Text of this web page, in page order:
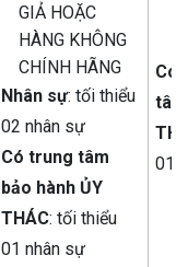
GIẢ HOẶC
HÀNG KHÔNG
CHÍNH HÃNG
Nhân sự: tối thiểu
02 nhân sự
Có trung tâm
bảo hành ỦY
THÁC: tối thiểu
01 nhân sự
Có
01